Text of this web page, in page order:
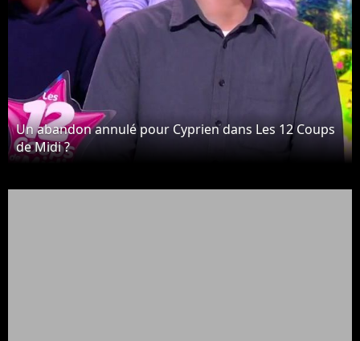
Un abandon annulé pour Cyprien dans Les 12 Coups
de Midi ?